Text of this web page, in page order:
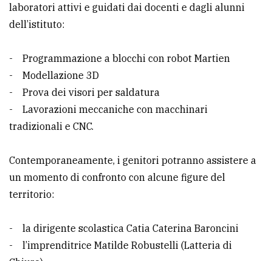
laboratori attivi e guidati dai docenti e dagli alunni
dell’istituto:
- Programmazione a blocchi con robot Martien
- Modellazione 3D
- Prova dei visori per saldatura
- Lavorazioni meccaniche con macchinari
tradizionali e CNC.
Contemporaneamente, i genitori potranno assistere a
un momento di confronto con alcune figure del
territorio:
- la dirigente scolastica Catia Caterina Baroncini
- l’imprenditrice Matilde Robustelli (Latteria di